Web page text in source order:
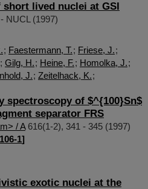
short lived nuclei at GSI
NUCL (1997)
; Faestermann, T.; Friese, J.;
Gilg, H.; Heine, F.; Homolka, J.;
J.; Zeitelhack, K.;
spectroscopy of $^{100}Sn$
separator FRS
/ A 616(1-2), 341 - 345 (1997)
1]
exotic nuclei at the